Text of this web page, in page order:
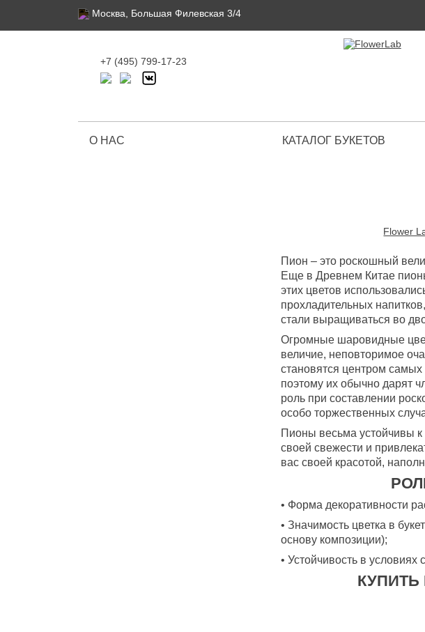
Москва, Большая Филевская 3/4
+7 (495) 799-17-23
О НАС КАТАЛОГ БУКЕТОВ
Flower
Пион – это роскошный
Еще в Древнем Китае
этих цветов
прохладительных
стали выращиваться во
Огромные шаровидные
величие, неповторимое
становятся центром
поэтому их обычно дарят
роль при составлении
особо торжественных
Пионы весьма устойчивы к
своей свежести и
вас своей красотой,
• Форма декоративности
• Значимость цветка в
основу композиции);
• Устойчивость в условиях